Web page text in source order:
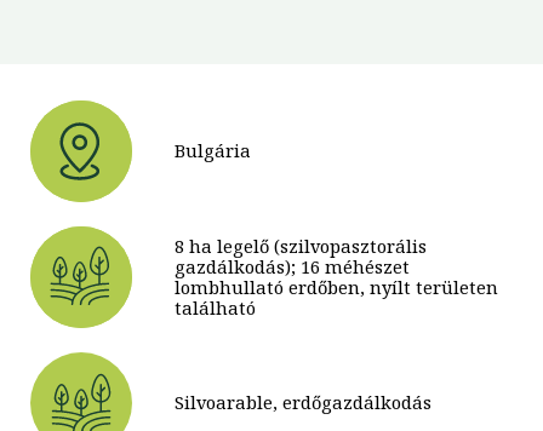
Bulgária
8 ha legelő (szilvopasztorális
gazdálkodás); 16 méhészet
lombhullató erdőben, nyílt területen
található
Silvoarable, erdőgazdálkodás